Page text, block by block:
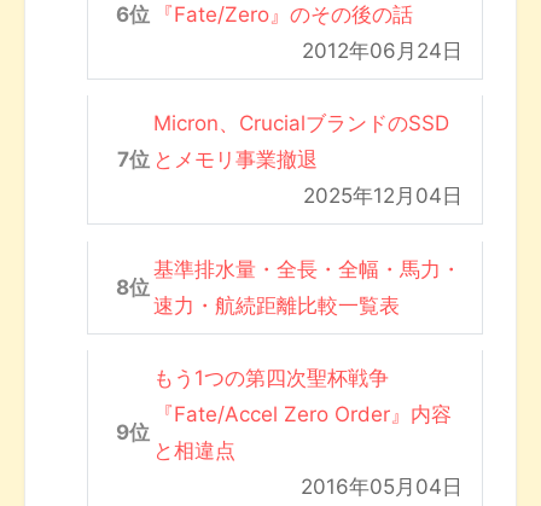
『Fate/Zero』のその後の話
2012年06月24日
Micron、CrucialブランドのSSD
とメモリ事業撤退
2025年12月04日
基準排水量・全長・全幅・馬力・
速力・航続距離比較一覧表
もう1つの第四次聖杯戦争
『Fate/Accel Zero Order』内容
と相違点
2016年05月04日